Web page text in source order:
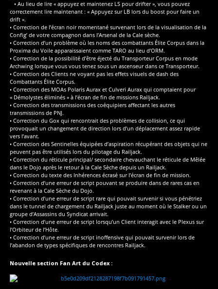
• Au lieu de lire « appuyez et maintenez LS pour drifter », vous pouvez
correctement lire maintenant : « Appuyez sur LB lors du boost pour faire un
drift ».
• Correction de l’écran noir momentané survenant lors de la visualisation de la
Config’ de votre compagnon dans l’Arsenal de la Cale sèche.
• Correction d’un problème où les noms des combattants Élite Corpus dans la
Proxima du Voile apparaissaient comme TARO au lieu d’ORM.
• Correction de la possibilité d’être éjecté du Transporteur Corpus en mode
Archwing lorsque vous vous tenez sous un ascenseur dans ce Transporteur.
• Correction des Clients ne voyant pas les effets visuels de dash des
Combattants Élite Corpus.
• Correction des MOAs Polaris Aurax et Culveri Aurax qui comptaient pour
« Démolystes éliminés » à l’écran de fin de missions Railjack.
• Correction des transmissions des coéquipiers affectant les autres
transmissions de PNJ.
• Correction du Gox qui rencontrait des problèmes de collision, ce qui
provoquait un changement de direction lors d’un déplacement assez rapide
vers l’avant.
• Correction des Sentinelles équipées d’aspiration récupérant des objets qui ne
peuvent pas être utilisés lors du pilotage du Railjack.
• Correction du réticule principal/ secondaire chevauchant le réticule de Mêlée
dans le Dojo après le retour à la Cale Sèche depuis un Railjack.
• Correction du texte des Inhérences écrasé sur l’écran de fin de mission.
• Correction d’une erreur de script pouvant se produire dans de rares cas en
revenant à la Cale Sèche du Dojo.
• Correction d’une erreur de script rare qui pouvait survenir si vous pénétriez
dans le tunnel de chargement du Railjack juste au moment où le Stalker ou un
groupe d’Assassins du Syndicat arrivait.
• Correction d’une erreur de script lorsqu’un Client interagit avec le Plexus sur
l’Orbiteur de l’Hôte.
• Correction d’une erreur de script inoffensive qui pouvait survenir lors de
l’abandon de types spécifiques de rencontres Railjack.
Nouvelle section Fan Art du Codex :